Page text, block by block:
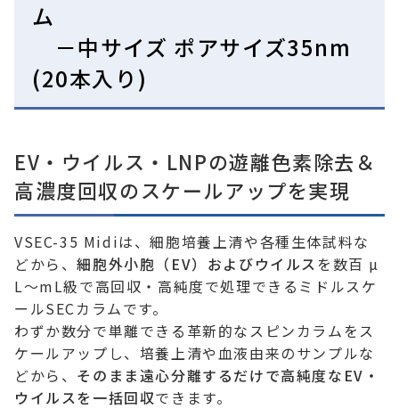
ム
－中サイズ ポアサイズ35nm
(20本入り)
EV・ウイルス・LNPの遊離色素除去＆
高濃度回収のスケールアップを実現
VSEC-35 Midiは、細胞培養上清や各種生体試料な
どから、細胞外小胞（EV）およびウイルスを数百 µ
L〜mL級で高回収・高純度で処理できるミドルスケ
ールSECカラムです。
わずか数分で単離できる革新的なスピンカラムをス
ケールアップし、培養上清や血液由来のサンプルな
どから、 そのまま遠心分離するだけで高純度なEV・
ウイルスを一括回収できます。